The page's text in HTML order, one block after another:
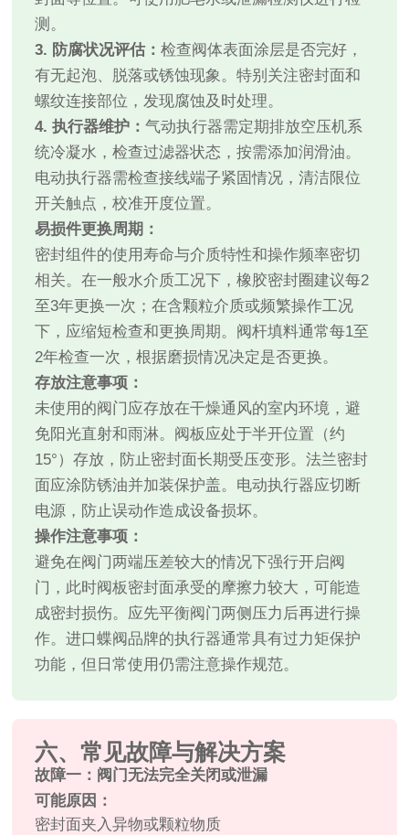
测。
3. 防腐状况评估：检查阀体表面涂层是否完好，
有无起泡、脱落或锈蚀现象。特别关注密封面和
螺纹连接部位，发现腐蚀及时处理。
4. 执行器维护：气动执行器需定期排放空压机系
统冷凝水，检查过滤器状态，按需添加润滑油。
电动执行器需检查接线端子紧固情况，清洁限位
开关触点，校准开度位置。
易损件更换周期：
密封组件的使用寿命与介质特性和操作频率密切
相关。在一般水介质工况下，橡胶密封圈建议每2
至3年更换一次；在含颗粒介质或频繁操作工况
下，应缩短检查和更换周期。阀杆填料通常每1至
2年检查一次，根据磨损情况决定是否更换。
存放注意事项：
未使用的阀门应存放在干燥通风的室内环境，避
免阳光直射和雨淋。阀板应处于半开位置（约
15°）存放，防止密封面长期受压变形。法兰密封
面应涂防锈油并加装保护盖。电动执行器应切断
电源，防止误动作造成设备损坏。
操作注意事项：
避免在阀门两端压差较大的情况下强行开启阀
门，此时阀板密封面承受的摩擦力较大，可能造
成密封损伤。应先平衡阀门两侧压力后再进行操
作。进口蝶阀品牌的执行器通常具有过力矩保护
功能，但日常使用仍需注意操作规范。
六、常见故障与解决方案
故障一：阀门无法完全关闭或泄漏
可能原因：
密封面夹入异物或颗粒物质